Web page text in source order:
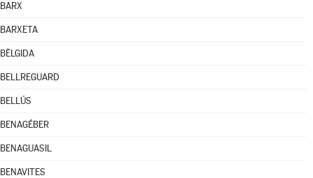
BARX
BARXETA
BÈLGIDA
BELLREGUARD
BELLÚS
BENAGÉBER
BENAGUASIL
BENAVITES